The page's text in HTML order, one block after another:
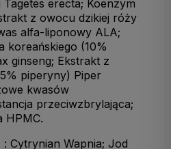
Tagetes erecta; Koenzym
z owocu dzikiej róży
alfa-liponowy ALA;
koreańskiego (10%
ginseng; Ekstrakt z
piperyny) Piper
kwasów
przeciwzbrylająca;
HPMC.
: Cytrynian Wapnia; Jod